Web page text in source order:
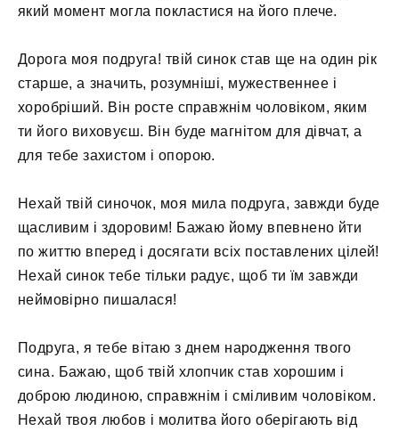
який момент могла покластися на його плече.
Дорога моя подруга! твій синок став ще на один рік
старше, а значить, розумніші, мужественнее і
хоробріший. Він росте справжнім чоловіком, яким
ти його виховуєш. Він буде магнітом для дівчат, а
для тебе захистом і опорою.
Нехай твій синочок, моя мила подруга, завжди буде
щасливим і здоровим! Бажаю йому впевнено йти
по життю вперед і досягати всіх поставлених цілей!
Нехай синок тебе тільки радує, щоб ти їм завжди
неймовірно пишалася!
Подруга, я тебе вітаю з днем ​​народження твого
сина. Бажаю, щоб твій хлопчик став хорошим і
доброю людиною, справжнім і сміливим чоловіком.
Нехай твоя любов і молитва його оберігають від